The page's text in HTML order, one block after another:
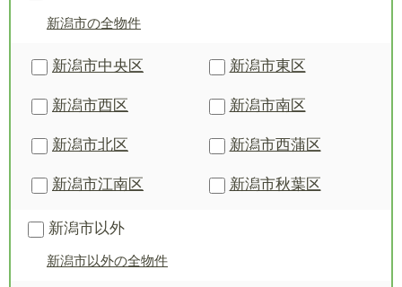
新潟市の全物件
新潟市中央区 新潟市東区
新潟市西区 新潟市南区
新潟市北区 新潟市西蒲区
新潟市江南区 新潟市秋葉区
新潟市以外
新潟市以外の全物件